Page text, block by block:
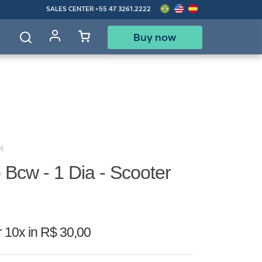
SALES CENTER +55 47 3261.2222
Buy now
Bcw - 1 Dia - Scooter
10x in R$ 30,00